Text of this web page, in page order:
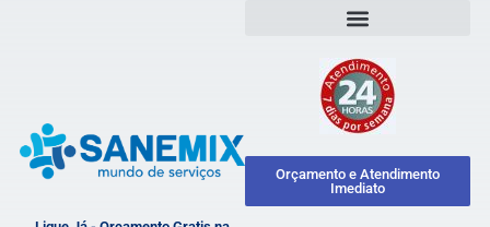
Orçamento e Atendimento
Imediato